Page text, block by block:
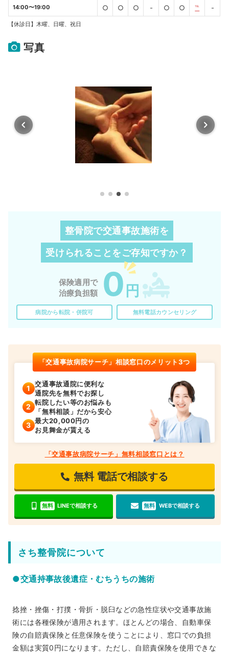
14:00〜19:00 ○ ○ ○ - ○ ○ ℡ -
【休診日】木曜、日曜、祝日
写真
整骨院で交通事故施術を
受けられることをご存知ですか？
保険適用で
治療負担額
0 円
病院から転院・併院可 無料電話カウンセリング
「交通事故病院サーチ」相談窓口のメリット3つ
交通事故通院に便利な
通院先を無料でお探し
転院したい等のお悩みも
「無料相談」だから安心
最大20,000円の
お見舞金が貰える
「交通事故病院サーチ」無料相談窓口とは？
無料 電話で相談する
無料 LINEで相談する 無料 WEBで相談する
さち整骨院について
●交通持事故後遺症・むちうちの施術
捻挫・挫傷・打撲・骨折・脱臼などの急性症状や交通事故施
術には各種保険が適用されます。ほとんどの場合、自動車保
険の自賠責保険と任意保険を使うことにより、窓口での負担
金額は実質0円になります。ただし、自賠責保険を使用できな